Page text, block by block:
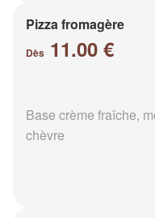
Pizza fromagère
Dès 11.00 €
Base crème fraîche,
chèvre